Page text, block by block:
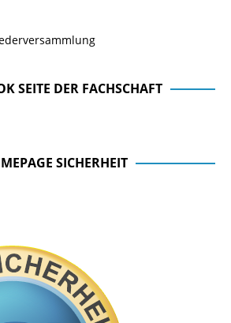
SEITE DER FACHSCHAFT
SICHERHEIT